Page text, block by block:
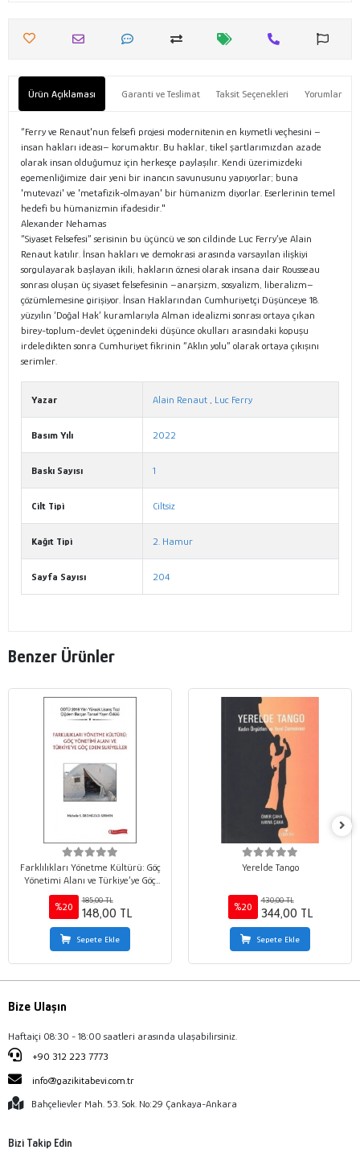
Ürün Açıklaması Garanti ve Teslimat Taksit Seçenekleri Yorumlar
“Ferry ve Renaut'nun felsefi projesi modernitenin en kıymetli veçhesini –
insan hakları ideası– korumaktır. Bu haklar, tikel şartlarımızdan azade
olarak insan olduğumuz için herkesçe paylaşılır. Kendi üzerimizdeki
egemenliğimize dair yeni bir inancın savunusunu yapıyorlar; buna
'mutevazi' ve 'metafizik-olmayan' bir hümanizm diyorlar. Eserlerinin temel
hedefi bu hümanizmin ifadesidir."
Alexander Nehamas
“Siyaset Felsefesi” serisinin bu üçüncü ve son cildinde Luc Ferry’ye Alain
Renaut katılır. İnsan hakları ve demokrasi arasında varsayılan ilişkiyi
sorgulayarak başlayan ikili, hakların öznesi olarak insana dair Rousseau
sonrası oluşan üç siyaset felsefesinin –anarşizm, sosyalizm, liberalizm–
çözümlemesine girişiyor. İnsan Haklarından Cumhuriyetçi Düşünceye 18.
yüzyılın ‘Doğal Hak’ kuramlarıyla Alman idealizmi sonrası ortaya çıkan
birey-toplum-devlet üçgenindeki düşünce okulları arasındaki kopuşu
irdeledikten sonra Cumhuriyet fikrinin “Aklın yolu” olarak ortaya çıkışını
serimler.
Yazar Alain Renaut , Luc Ferry
Basım Yılı 2022
Baskı Sayısı 1
Cilt Tipi Ciltsiz
Kağıt Tipi 2. Hamur
Sayfa Sayısı 204
Benzer Ürünler
Farklılıkları Yönetme Kültürü: Göç
Yönetimi Alanı ve Türkiye’ye Göç
Eden Suriyeliler
%20
185,00 TL
148,00 TL
Sepete Ekle
Yerelde Tango
%20
430,00 TL
344,00 TL
Sepete Ekle
Bize Ulaşın
Haftaiçi 08:30 - 18:00 saatleri arasında ulaşabilirsiniz.
+90 312 223 7773
info@gazikitabevi.com.tr
Bahçelievler Mah. 53. Sok. No:29 Çankaya-Ankara
Bizi Takip Edin